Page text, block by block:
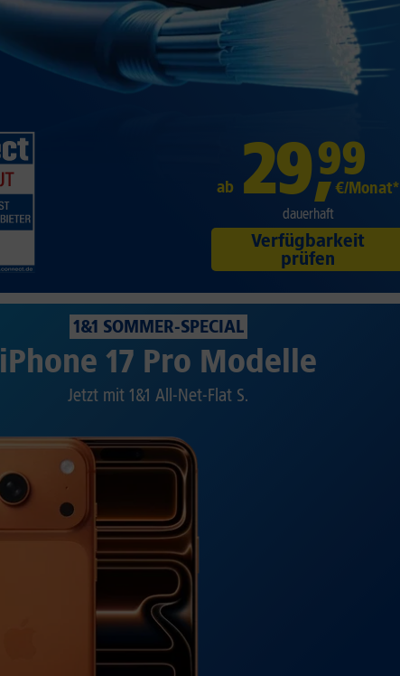
ab 29,99
€/Monat*
dauerhaft
Verfügbarkeit
prüfen
1&1 SOMMER-SPECIAL
iPhone 17 Pro Modelle
Jetzt mit 1&1 All-Net-Flat S.